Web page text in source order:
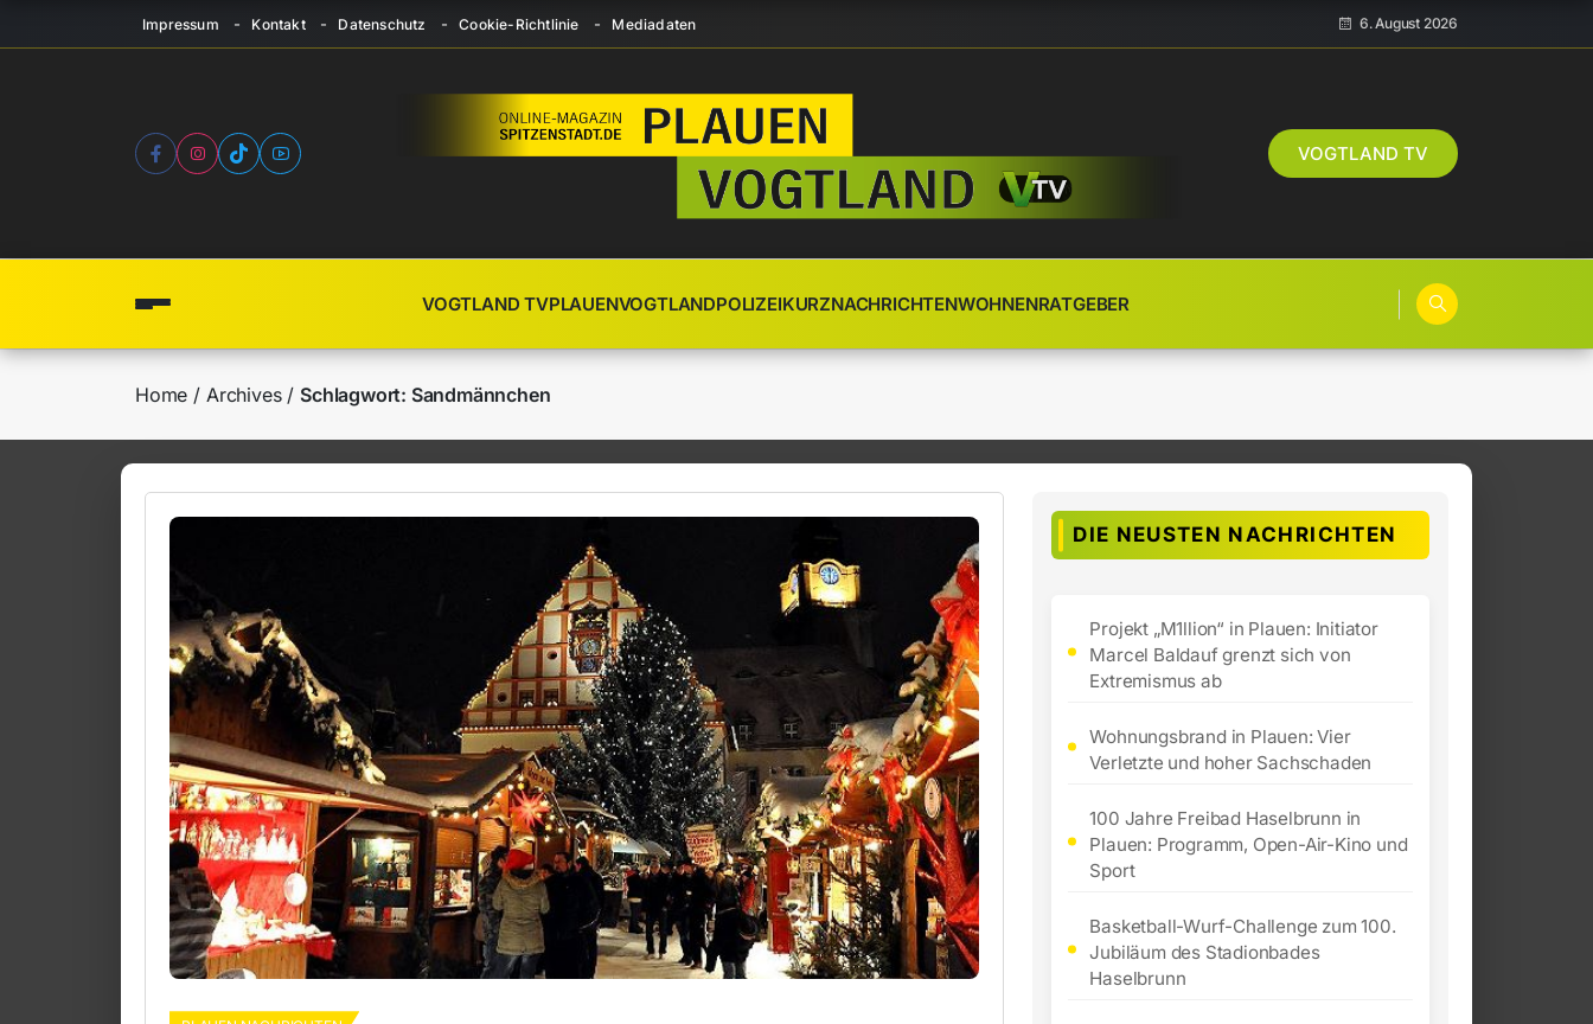
Impressum Kontakt Datenschutz Cookie-Richtlinie Mediadaten 6. August 2026
VOGTLAND TV
VOGTLAND TVPLAUENVOGTLANDPOLIZEIKURZNACHRICHTENWOHNENRATGEBER
Home Archives Schlagwort: Sandmännchen
DIE NEUSTEN NACHRICHTEN
Projekt „M1llion“ in Plauen: Initiator
Marcel Baldauf grenzt sich von
Extremismus ab
Wohnungsbrand in Plauen: Vier
Verletzte und hoher Sachschaden
100 Jahre Freibad Haselbrunn in
Plauen: Programm, Open-Air-Kino und
Sport
Basketball-Wurf-Challenge zum 100.
Jubiläum des Stadionbades
Haselbrunn